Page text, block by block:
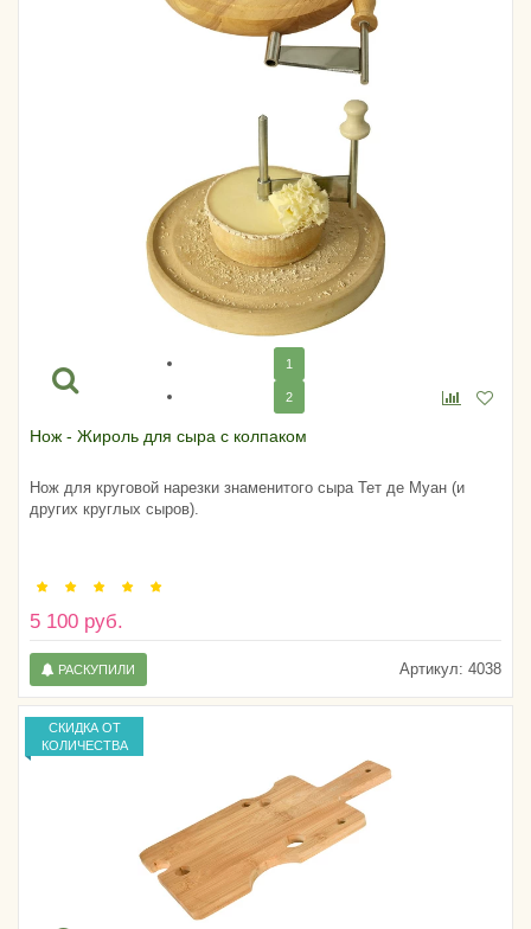
1
2
Нож - Жироль для сыра с колпаком
Нож для круговой нарезки знаменитого сыра Тет де Муан (и
других круглых сыров).
5 100 руб.
Артикул: 4038
РАСКУПИЛИ
СКИДКА ОТ
КОЛИЧЕСТВА